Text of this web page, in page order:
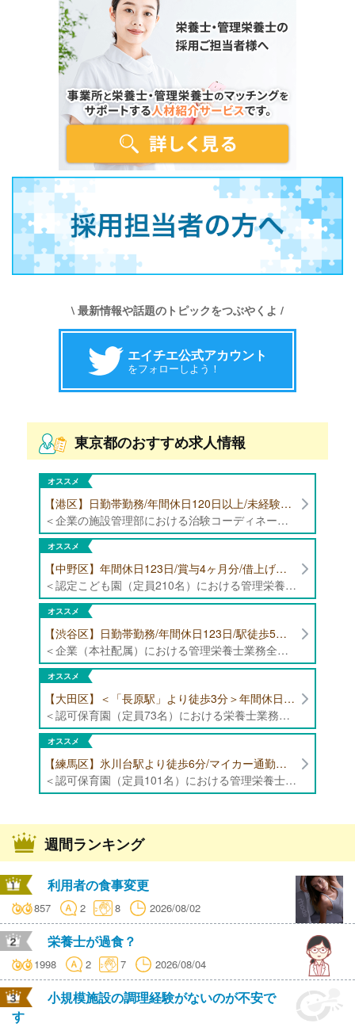
\ 最新情報や話題のトピックをつぶやくよ /
エイチエ公式アカウント
をフォローしよう！
東京都のおすすめ求人情報
オススメ
【港区】日勤帯勤務/年間休日120日以上/未経験者歓迎/健康食品の臨床試験に携わる管理栄養士・栄養士の治験コーディネーター募集！
＜企業の施設管理部における治験コーディネーター業務全般＞ ・健康食品の臨床試験に伴う指導 ・スケジュール調整等の被験者管理 ・データ収集、書類作成 ・医療機関にて被験者への説明や誘導 ・栄養指導、栄養計算
オススメ
【中野区】年間休日123日/賞与4ヶ月分/借上げ住宅制度あり 認定こども園（定員210名）にて管理栄養士・栄養士募集！
＜認定こども園（定員210名）における管理栄養士・栄養士業務全般＞ ・管理栄養士、栄養士業務全般
オススメ
【渋谷区】日勤帯勤務/年間休日123日/駅徒歩5分/企業（本社配属）にて管理栄養士募集！
＜企業（本社配属）における管理栄養士業務全般＞ ・本社および在宅（週1日程度）で、運営・受託する保育園（約50箇所）の管理栄養士・マネジメント業務全般 ・調理指導、育成 ・調理代行※欠員時 ・衛生管理 ・献立作成 ・食材発注 ・園長、調理スタッフとの給食会議 ・クライアント企業との給食会議（食育等の企画提案） ・採用業務（面接・施設見学同行）など ・担当保育園の定期巡回（直行やオンライン対応あり） ※23区内の認可保育園や、事業所内保育園（市川市、古河市、厚木市・追浜等）
オススメ
【大田区】＜「長原駅」より徒歩3分＞年間休日120日以上/最大10連休取得可能/日勤帯勤務のみ 認可保育園（定員73名）にて、栄養士の募集！
＜認可保育園（定員73名）における栄養士業務全般＞ ・調理（朝おやつ・給食・おやつ・補食） ・盛付け、片づけ ・食育、保育室への給食ラウンド、事務業務 ・調理室のお掃除、備蓄の確認、発注など ※定員:73名(0歳児6名、1歳歳児10名、2歳児12名、3歳-5歳児各15名)
オススメ
【練馬区】氷川台駅より徒歩6分/マイカー通勤可能/年間休日120日/賞与高水準 認可保育園（定員101名）にて管理栄養士・栄養士・調理師募集！
＜認可保育園（定員101名）における管理栄養士・栄養士・調理師業務全般＞ ・調理業務全般 ・離乳食、アレルギー除去食対応 ・食育活動
週間ランキング
利用者の食事変更
857 2 8 2026/08/02
栄養士が過食？
1998 2 7 2026/08/04
小規模施設の調理経験がないのが不安で
す